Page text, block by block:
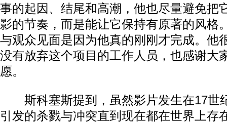
事的起因、结尾和高潮，他也尽量避免把
影的节奏，而是能让它保持有原著的风格
与观众见面是因为他真的刚刚才完成。他
没有放弃这个项目的工作人员，也感谢大
愿。
斯科塞斯提到，虽然影片发生在17世
引发的杀戮与冲突直到现在都在世界上存